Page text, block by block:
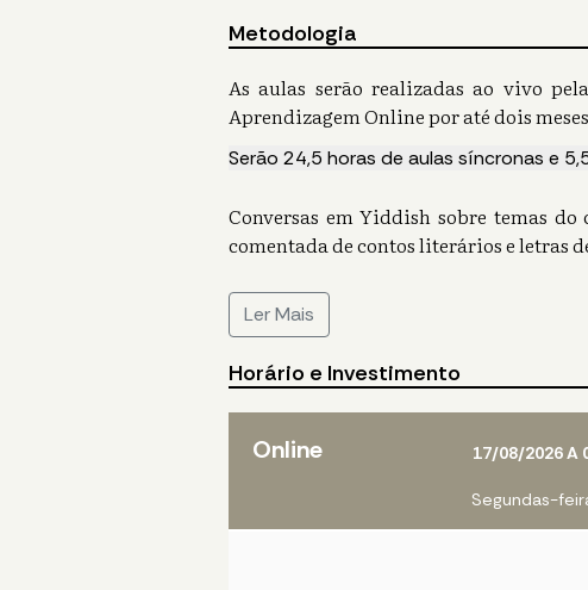
Metodologia
As aulas serão realizadas ao vivo
Aprendizagem Online por até dois
Serão 24,5 horas de aulas síncronas e
Conversas em Yiddish sobre temas
comentada de contos literários e letras
Ler Mais
Horário e Investimento
Online 17/08/2026 A
Segundas-